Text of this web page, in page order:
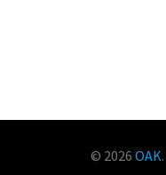
© 2026 OAK